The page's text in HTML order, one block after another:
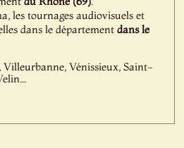
les tournages audiovisuels et
dans le départementdans le
Villeurbanne, Vénissieux, Saint-